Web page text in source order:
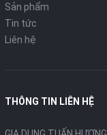
Sản phẩm
Tin tức
Liên hệ
THÔNG TIN LIÊN HỆ